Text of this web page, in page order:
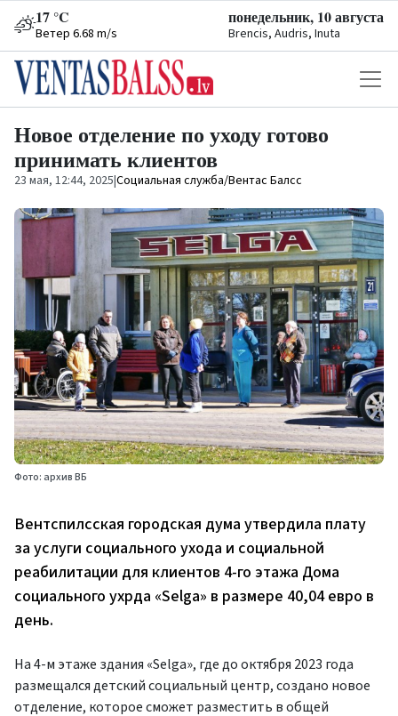
17 °C
Ветер 6.68 m/s
понедельник, 10 августа
Brencis, Audris, Inuta
Новое отделение по уходу готово
принимать клиентов
23 мая, 12:44, 2025|Социальная служба/Вентас Балсс
Фото: архив ВБ
Вентспилсская городская дума утвердила плату
за услуги социального ухода и социальной
реабилитации для клиентов 4-го этажа Дома
социального ухрда «Selga» ​​в размере 40,04 евро в
день.
На 4-м этаже здания «Selga», где до октября 2023 года
размещался детский социальный центр, создано новое
отделение, которое сможет разместить в общей